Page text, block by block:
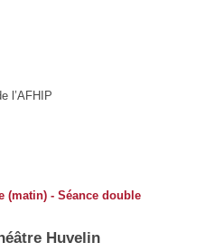
l’AFHIP
(matin) - Séance double
Huvelin